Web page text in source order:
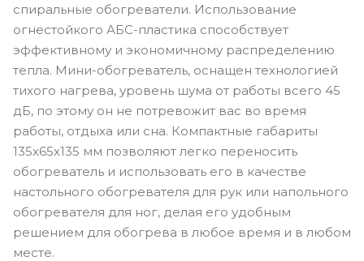
спиральные обогреватели. Использование
огнестойкого АБС-пластика способствует
эффективному и экономичному распределению
тепла. Мини-обогреватель, оснащен технологией
тихого нагрева, уровень шума от работы всего 45
дБ, по этому он не потревожит вас во время
работы, отдыха или сна. Компактные габариты
135х65х135 мм позволяют легко переносить
обогреватель и использовать его в качестве
настольного обогревателя для рук или напольного
обогревателя для ног, делая его удобным
решением для обогрева в любое время и в любом
месте.